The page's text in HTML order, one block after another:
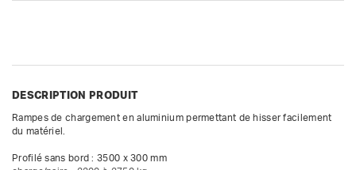
DESCRIPTION PRODUIT
Rampes de chargement en aluminium permettant de hisser facilement
du matériel.
Profilé sans bord : 3500 x 300 mm